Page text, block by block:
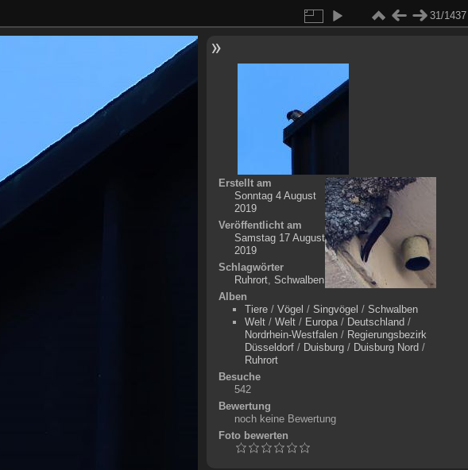
31/1437
Erstellt am
Sonntag 4 August
2019
Veröffentlicht am
Samstag 17 August
2019
Schlagwörter
Ruhrort, Schwalben
Alben
Tiere/ Vögel / Singvögel / Schwalben
Welt/ Welt/ Europa/ Deutschland /
Nordrhein-Westfalen/ Regierungsbezirk
Düsseldorf/ Duisburg/ Duisburg Nord /
Ruhrort
Besuche
542
Bewertung
noch keine Bewertung
Foto bewerten